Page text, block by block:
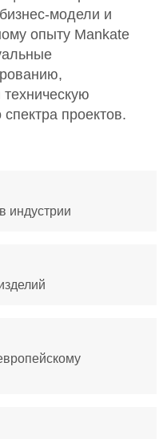
модели и
опыту Mankate
проектов.
индустрии